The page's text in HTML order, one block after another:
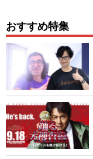
おすすめ特集